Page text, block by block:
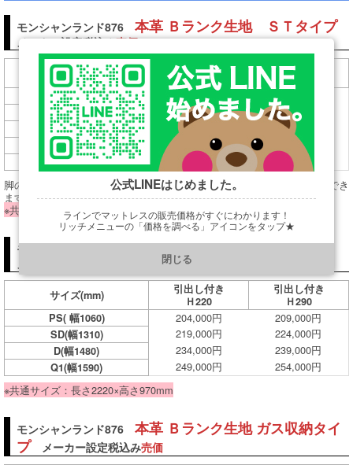
モンシャンランド876 本革 Ｂランク生地 ＳＴタイプ
メーカー設定税込み売価
サイズ(mm)
ステーション
Ｈ191/H266
PS( 幅1060)
184,000円
SD(幅1310) 199,000円
D(幅1480) 214,000円
Q1(幅1590) 229,000円
Q2(幅1720)
244,000円
脚の高さはH191/H266から選べます。継ぎ脚でどちらでも組むことができ
ます。
※共通サイズ：長さ2220×高さ970mm
モンシャンランド876 本革 Ｂランク生地 BOXタイプ
メーカー設定税込み
サイズ(mm)
引出し付き
Ｈ220
引出し付き
Ｈ290
PS( 幅1060)
204,000円 209,000円
SD(幅1310) 219,000円 224,000円
D(幅1480) 234,000円 239,000円
Q1(幅1590) 249,000円
254,000円
※共通サイズ：長さ2220×高さ970mm
モンシャンランド876 本革 Ｂランク生地 ガス収納タイ
プメーカー設定税込み売価
公式LINEはじめました。
ラインでマットレスの販売価格がすぐにわかります！
リッチメニューの「価格を調べる」アイコンをタップ★
https://line.me/R/ti/p/@901ptzjz
閉じる